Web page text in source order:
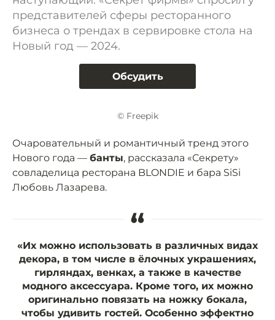
представителей сферы ресторанного
бизнеса о трендах в сервировке стола на
Новый год — 2024.
Обсудить
© Freepik
Очаровательный и романтичный тренд этого
Нового года — банты, рассказала «Секрету»
совладелица ресторана BLONDIE и бара SiSi
Любовь Лазарева.
“
«Их можно использовать в различных видах
декора, в том числе в ёлочных украшениях,
гирляндах, венках, а также в качестве
модного аксессуара. Кроме того, их можно
оригинально повязать на ножку бокала,
чтобы удивить гостей. Особенно эффектно